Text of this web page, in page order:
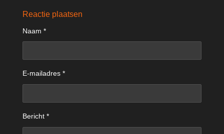
e
l
r
e
Reactie plaatsen
Naam *
E-mailadres *
Bericht *